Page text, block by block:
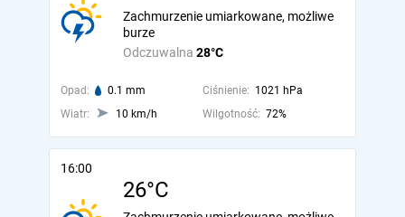
Odczuwalna 28°C
Zachmurzenie umiarkowane, możliwe
burze
Opad: 0.1 mm Ciśnienie: 1021 hPa
Wiatr:
10 km/h Wilgotność: 72%
16:00
26°C